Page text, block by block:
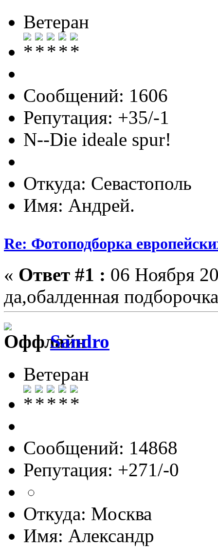
Ветеран
Сообщений: 1606
Репутация: +35/-1
N--Die ideale spur!
Откуда: Севастополь
Имя: Андрей.
Re: Фотоподборка
« Ответ #1 : 06 Ноября
да,обалденная
Sandro
Ветеран
Сообщений: 14868
Репутация: +271/-0
Откуда: Москва
Имя: Александр